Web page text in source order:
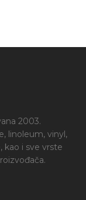
2003.
linoleum, vinyl,
kao i sve vrste